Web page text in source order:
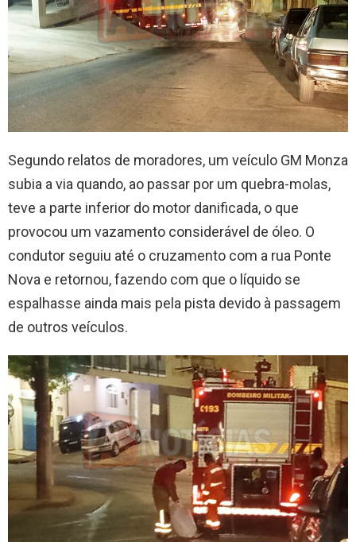
Segundo relatos de moradores, um veículo GM Monza
subia a via quando, ao passar por um quebra-molas,
teve a parte inferior do motor danificada, o que
provocou um vazamento considerável de óleo. O
condutor seguiu até o cruzamento com a rua Ponte
Nova e retornou, fazendo com que o líquido se
espalhasse ainda mais pela pista devido à passagem
de outros veículos.